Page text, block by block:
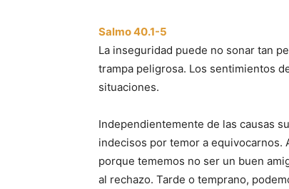
Salmo 40.1-5
La inseguridad puede no sonar tan
trampa peligrosa. Los sentimientos
situaciones.
Independientemente de las causas
indecisos por temor a
porque tememos no ser un buen
al rechazo. Tarde o temprano,